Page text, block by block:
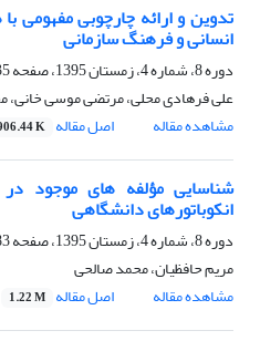
تدوین و ارائه چارچوبی مفهومی
انسانی و فرهنگ سازمانی
دوره 8، شماره 4، زمستان 1395، صفحه
علی فرهادی محلی، مرتضی موسی خانی،
مشاهده مقاله
اصل مقاله K
شناسایی مؤلفه های موجود
انکوباتورهای دانشگاهی
دوره 8، شماره 4، زمستان 1395، صفحه
مریم حافظیان، محمد صالحی
مشاهده مقاله
اصل مقاله 1.22 M